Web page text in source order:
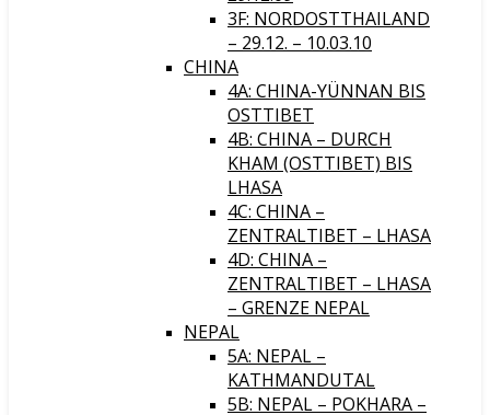
3F: NORDOSTTHAILAND
– 29.12. – 10.03.10
CHINA
4A: CHINA-YÜNNAN BIS
OSTTIBET
4B: CHINA – DURCH
KHAM (OSTTIBET) BIS
LHASA
4C: CHINA –
ZENTRALTIBET – LHASA
4D: CHINA –
ZENTRALTIBET – LHASA
– GRENZE NEPAL
NEPAL
5A: NEPAL –
KATHMANDUTAL
5B: NEPAL – POKHARA –